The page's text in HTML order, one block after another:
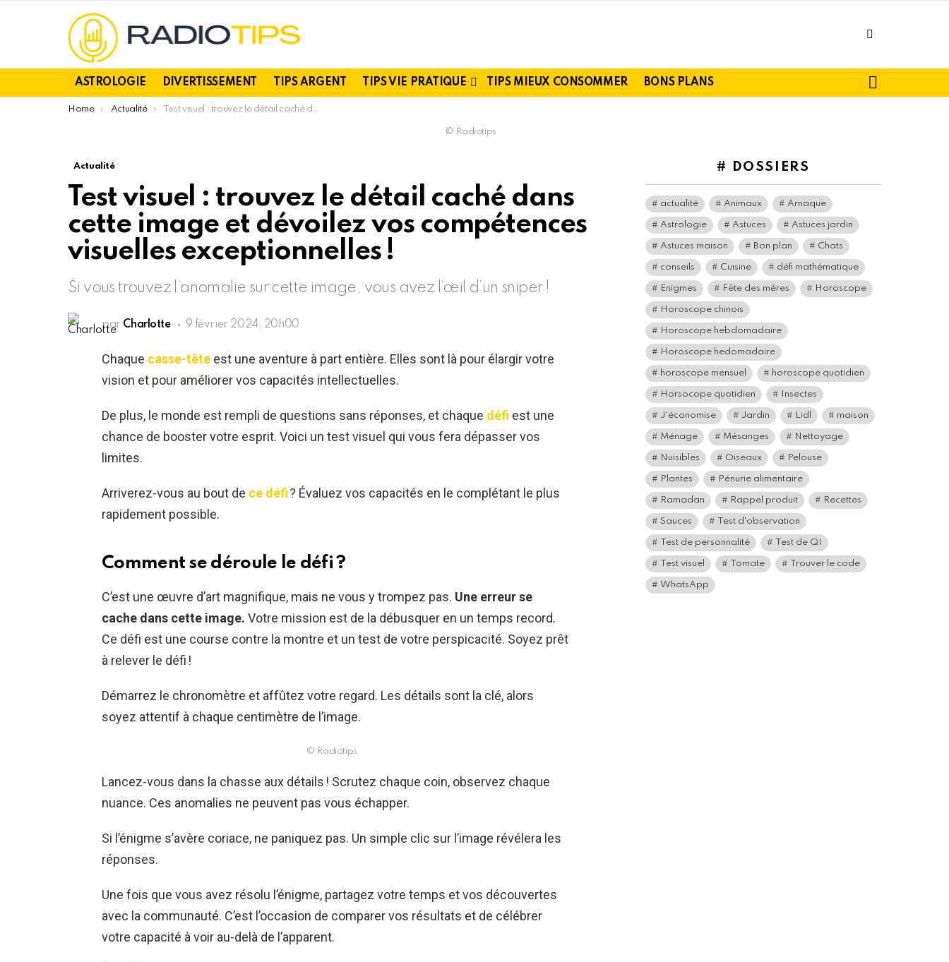
ASTROLOGIE DIVERTISSEMENT TIPS ARGENT TIPS VIE PRATIQUE TIPS MIEUX CONSOMMER BONS PLANS
You are here:
Home Actualité Test visuel : trouvez le détail caché dans cette image et dévoilez vos compétences visuelles exceptionnelles !
© Radiotips
Actualité
Test visuel : trouvez le détail caché dans
cette image et dévoilez vos compétences
visuelles exceptionnelles !
Si vous trouvez l’anomalie sur cette image, vous avez l’œil d’un sniper !
par Charlotte 9 février 2024, 20h00
Chaque casse-tête est une aventure à part entière. Elles sont là pour élargir votre
vision et pour améliorer vos capacités intellectuelles.
De plus, le monde est rempli de questions sans réponses, et chaque défi est une
chance de booster votre esprit. Voici un test visuel qui vous fera dépasser vos
limites.
Arriverez-vous au bout de ce défi? Évaluez vos capacités en le complétant le plus
rapidement possible.
Comment se déroule le défi ?
C’est une œuvre d’art magnifique, mais ne vous y trompez pas. Une erreur se
cache dans cette image. Votre mission est de la débusquer en un temps record.
Ce défi est une course contre la montre et un test de votre perspicacité. Soyez prêt
à relever le défi !
Démarrez le chronomètre et affûtez votre regard. Les détails sont la clé, alors
soyez attentif à chaque centimètre de l’image.
© Radiotips
Lancez-vous dans la chasse aux détails ! Scrutez chaque coin, observez chaque
nuance. Ces anomalies ne peuvent pas vous échapper.
Si l’énigme s’avère coriace, ne paniquez pas. Un simple clic sur l’image révélera les
réponses.
Une fois que vous avez résolu l’énigme, partagez votre temps et vos découvertes
avec la communauté. C’est l’occasion de comparer vos résultats et de célébrer
votre capacité à voir au-delà de l’apparent.
# DOSSIERS
actualité Animaux Arnaque
Astrologie Astuces Astuces jardin
Astuces maison Bon plan Chats
conseils Cuisine défi mathématique
Enigmes Fête des mères Horoscope
Horoscope chinois
Horoscope hebdomadaire
Horoscope hedomadaire
horoscope mensuel horoscope quotidien
Horsocope quotidien Insectes
J'économise Jardin Lidl maison
Ménage Mésanges Nettoyage
Nuisibles Oiseaux Pelouse
Plantes Pénurie alimentaire
Ramadan Rappel produit Recettes
Sauces Test d'observation
Test de personnalité Test de QI
Test visuel Tomate Trouver le code
WhatsApp